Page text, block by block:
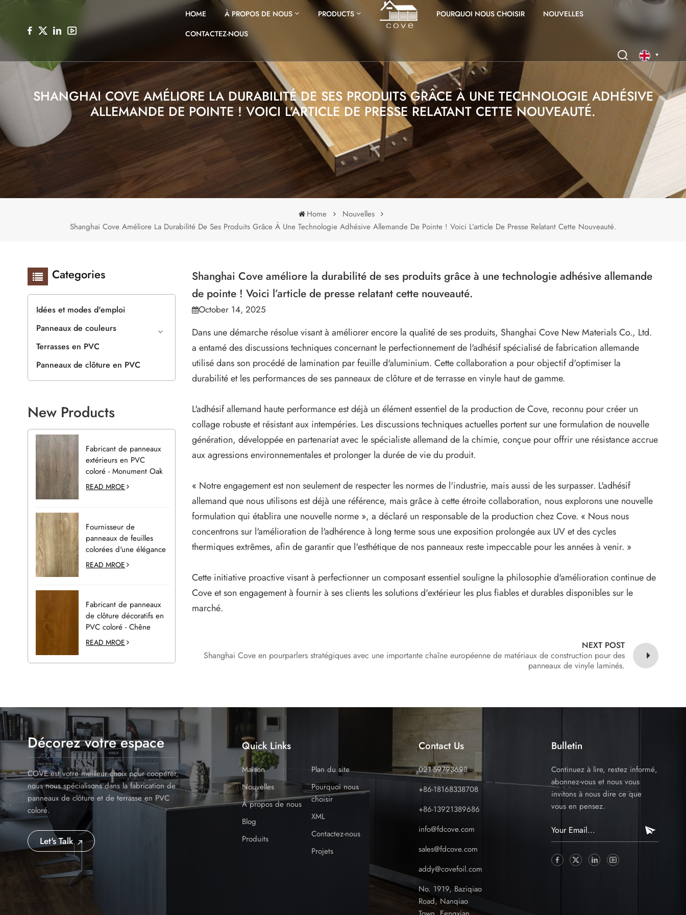
HOME À PROPOS DE NOUS PRODUCTS POURQUOI NOUS CHOISIR
NOUVELLES
CONTACTEZ-NOUS
English
SHANGHAI COVE AMÉLIORE LA DURABILITÉ DE SES PRODUITS GRÂCE À UNE TECHNOLOGIE ADHÉSIVE
ALLEMANDE DE POINTE ! VOICI L’ARTICLE DE PRESSE RELATANT CETTE NOUVEAUTÉ.
Home
Nouvelles
Shanghai Cove Améliore La Durabilité De Ses Produits Grâce À Une Technologie Adhésive Allemande De Pointe ! Voici L’article De Presse Relatant Cette Nouveauté.
Categories
Idées et modes d'emploi
Panneaux de couleurs
Terrasses en PVC
Panneaux de clôture en PVC
New Products
Fabricant de panneaux
extérieurs en PVC
coloré - Monument Oak
READ MROE
Fournisseur de
panneaux de feuilles
colorées d'une élégance
naturelle pour la
décoration extérieure -
READ MROE
Fabricant de panneaux
de clôture décoratifs en
PVC coloré - Chêne
doré
READ MROE
Shanghai Cove améliore la durabilité de ses produits grâce à une technologie adhésive allemande
de pointe ! Voici l’article de presse relatant cette nouveauté.
October 14, 2025
Dans une démarche résolue visant à améliorer encore la qualité de ses produits, Shanghai Cove New Materials Co., Ltd.
a entamé des discussions techniques concernant le perfectionnement de l'adhésif spécialisé de fabrication allemande
utilisé dans son procédé de lamination par feuille d'aluminium. Cette collaboration a pour objectif d'optimiser la
durabilité et les performances de ses panneaux de clôture et de terrasse en vinyle haut de gamme.
L'adhésif allemand haute performance est déjà un élément essentiel de la production de Cove, reconnu pour créer un
collage robuste et résistant aux intempéries. Les discussions techniques actuelles portent sur une formulation de nouvelle
génération, développée en partenariat avec le spécialiste allemand de la chimie, conçue pour offrir une résistance accrue
aux agressions environnementales et prolonger la durée de vie du produit.
« Notre engagement est non seulement de respecter les normes de l'industrie, mais aussi de les surpasser. L'adhésif
allemand que nous utilisons est déjà une référence, mais grâce à cette étroite collaboration, nous explorons une nouvelle
formulation qui établira une nouvelle norme », a déclaré un responsable de la production chez Cove. « Nous nous
concentrons sur l'amélioration de l'adhérence à long terme sous une exposition prolongée aux UV et des cycles
thermiques extrêmes, afin de garantir que l'esthétique de nos panneaux reste impeccable pour les années à venir. »
Cette initiative proactive visant à perfectionner un composant essentiel souligne la philosophie d'amélioration continue de
Cove et son engagement à fournir à ses clients les solutions d'extérieur les plus fiables et durables disponibles sur le
marché.
NEXT POST
Shanghai Cove en pourparlers stratégiques avec une importante chaîne européenne de matériaux de construction pour des
panneaux de vinyle laminés.
Décorez votre espace
COVE est votre meilleur choix pour coopérer,
nous nous spécialisons dans la fabrication de
panneaux de clôture et de terrasse en PVC
coloré.
Let's Talk
Quick Links
Maison
Nouvelles
À propos de nous
Blog
Produits
Plan du site
Pourquoi nous
choisir
XML
Contactez-nous
Projets
Contact Us
021-59793698
+86-18168338708
+86-13921389686
info@fdcove.com
sales@fdcove.com
addy@covefoil.com
No. 1919, Baziqiao
Road, Nanqiao
Bulletin
Continuez à lire, restez informé,
abonnez-vous et nous vous
invitons à nous dire ce que
vous en pensez.